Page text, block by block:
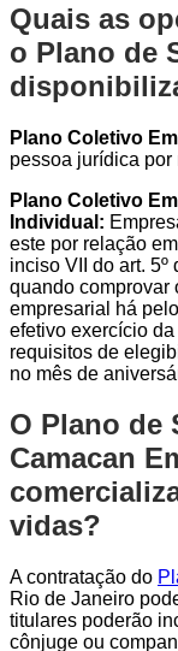
Quais as
o Plano de
Plano Coletivo
pessoa jurídica por
Plano Coletivo
Individual:
este por relação
inciso VII do art.
quando comprovar
empresarial há
efetivo exercício
requisitos de
no mês de
O Plano de
Camacan
vidas?
A contratação do
Rio de Janeiro
titulares poderão
cônjuge ou